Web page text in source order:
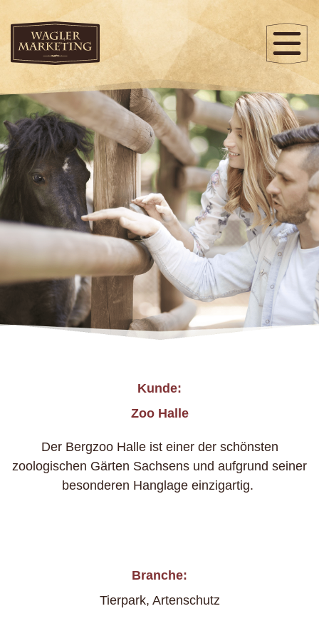
Kunde:
Zoo Halle
Der Bergzoo Halle ist einer der schönsten
zoologischen Gärten Sachsens und aufgrund seiner
besonderen Hanglage einzigartig.
Branche:
Tierpark, Artenschutz